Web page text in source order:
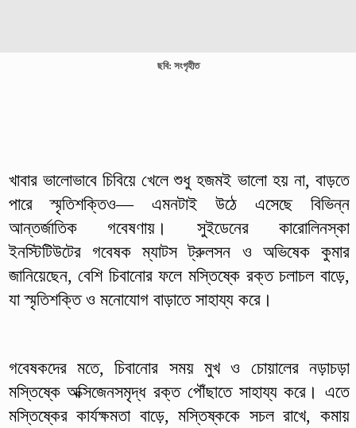
ছবি: সংগৃহীত
খাবার ভালোভাবে চিবিয়ে খেলে শুধু হজমই ভালো হয় না, বাড়তে
পারে স্মৃতিশক্তিও— এমনটাই উঠে এসেছে বিভিন্ন
আন্তর্জাতিক গবেষণায়। সুইডেনের কারোলিনস্কা
ইনস্টিটিউটের গবেষক ম্যাটস ট্রুলসন ও অভিষেক কুমার
জানিয়েছেন, বেশি চিবানোর ফলে মস্তিষ্কে রক্ত চলাচল বাড়ে,
যা স্মৃতিশক্তি ও মনোযোগ বাড়াতে সাহায্য করে।
গবেষকদের মতে, চিবানোর সময় মুখ ও চোয়ালের নড়াচড়া
মস্তিষ্কে অক্সিজেনসমৃদ্ধ রক্ত পৌঁছাতে সাহায্য করে। এতে
মস্তিষ্কের কার্যক্ষমতা বাড়ে, মস্তিষ্ককে সচল রাখে, কমায়